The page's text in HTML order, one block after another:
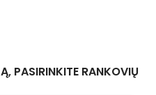
PASIRINKITE RANKOVIŲ